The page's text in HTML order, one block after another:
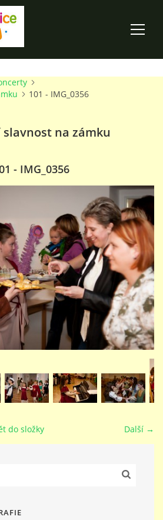
101 - IMG_0356
slavnost na zámku
- IMG_0356
Další →
do složky